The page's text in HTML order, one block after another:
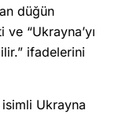
düğün
ve “Ukrayna’yı
ifadelerini
isimli Ukrayna